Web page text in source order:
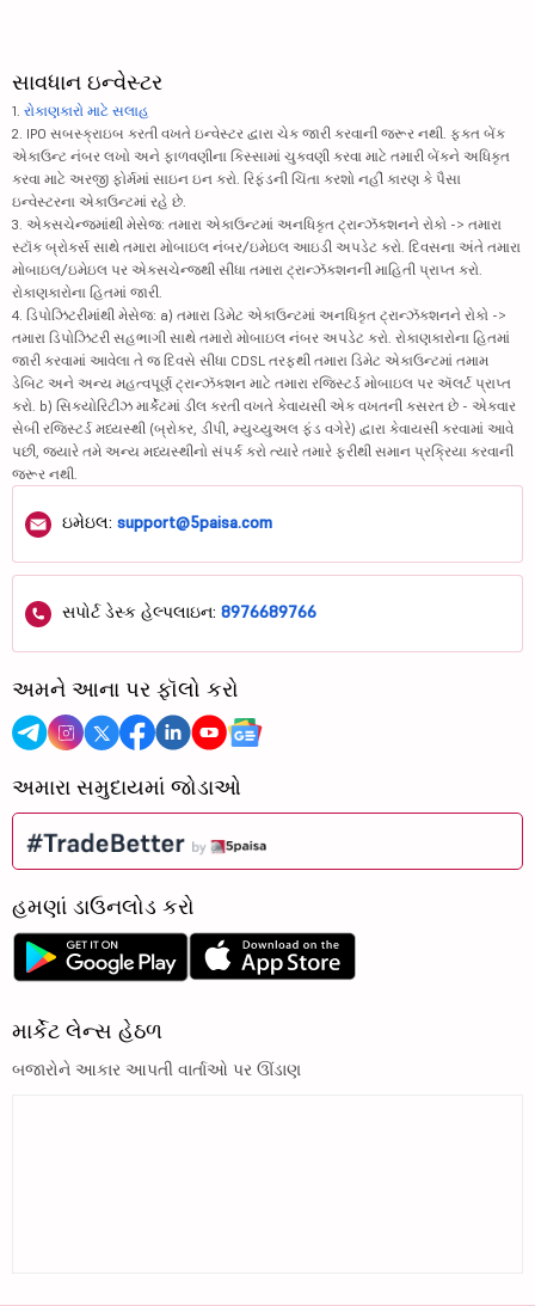
સાવધાન ઇન્વેસ્ટર
1. રોકાણકારો માટે સલાહ
2. IPO સબસ્ક્રાઇબ કરતી વખતે ઇન્વેસ્ટર દ્વારા ચેક જારી કરવાની જરૂર નથી. ફક્ત બેંક
એકાઉન્ટ નંબર લખો અને ફાળવણીના કિસ્સામાં ચુકવણી કરવા માટે તમારી બેંકને અધિકૃત
કરવા માટે અરજી ફોર્મમાં સાઇન ઇન કરો. રિફંડની ચિંતા કરશો નહીં કારણ કે પૈસા
ઇન્વેસ્ટરના એકાઉન્ટમાં રહે છે.
3. એક્સચેન્જમાંથી મેસેજ: તમારા એકાઉન્ટમાં અનધિકૃત ટ્રાન્ઝૅક્શનને રોકો -> તમારા
સ્ટૉક બ્રોકર્સ સાથે તમારા મોબાઇલ નંબર/ઇમેઇલ આઇડી અપડેટ કરો. દિવસના અંતે તમારા
મોબાઇલ/ઇમેઇલ પર એક્સચેન્જથી સીધા તમારા ટ્રાન્ઝૅક્શનની માહિતી પ્રાપ્ત કરો.
રોકાણકારોના હિતમાં જારી.
4. ડિપોઝિટરીમાંથી મેસેજ: a) તમારા ડિમેટ એકાઉન્ટમાં અનધિકૃત ટ્રાન્ઝૅક્શનને રોકો ->
તમારા ડિપોઝિટરી સહભાગી સાથે તમારો મોબાઇલ નંબર અપડેટ કરો. રોકાણકારોના હિતમાં
જારી કરવામાં આવેલા તે જ દિવસે સીધા CDSL તરફથી તમારા ડિમેટ એકાઉન્ટમાં તમામ
ડેબિટ અને અન્ય મહત્વપૂર્ણ ટ્રાન્ઝૅક્શન માટે તમારા રજિસ્ટર્ડ મોબાઇલ પર ઍલર્ટ પ્રાપ્ત
કરો. b) સિક્યોરિટીઝ માર્કેટમાં ડીલ કરતી વખતે કેવાયસી એક વખતની કસરત છે - એકવાર
સેબી રજિસ્ટર્ડ મધ્યસ્થી (બ્રોકર, ડીપી, મ્યુચ્યુઅલ ફંડ વગેરે) દ્વારા કેવાયસી કરવામાં આવે
પછી, જ્યારે તમે અન્ય મધ્યસ્થીનો સંપર્ક કરો ત્યારે તમારે ફરીથી સમાન પ્રક્રિયા કરવાની
જરૂર નથી.
ઇમેઇલ: support@5paisa.com
સપોર્ટ ડેસ્ક હેલ્પલાઇન: 8976689766
અમને આના પર ફૉલો કરો
અમારા સમુદાયમાં જોડાઓ
હમણાં ડાઉનલોડ કરો
માર્કેટ લેન્સ હેઠળ
બજારોને આકાર આપતી વાર્તાઓ પર ઊંડાણ